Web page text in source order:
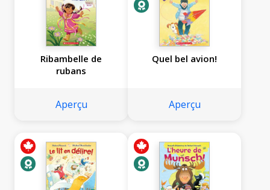
Ribambelle de
rubans
Aperçu
Quel bel avion!
Aperçu